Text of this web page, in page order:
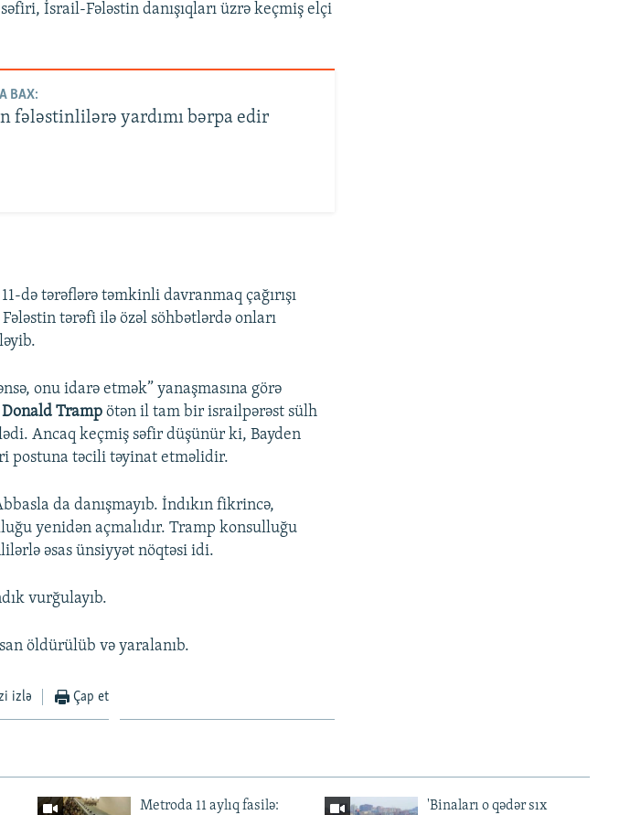
İsrail-Fələstin danışıqları üzrə keçmiş elçi
BAX:
fələstinlilərə yardımı bərpa edir
də tərəflərə təmkinli davranmaq çağırışı
tərəfi ilə özəl söhbətlərdə onları
onu idarə etmək” yanaşmasına görə
Donald Trampötən il tam bir israilpərəst sülh
Ancaq keçmiş səfir düşünür ki, Bayden
postuna təcili təyinat etməlidir.
da danışmayıb. İndıkın fikrincə,
yenidən açmalıdır. Tramp konsulluğu
əsas ünsiyyət nöqtəsi idi.
vurğulayıb.
öldürülüb və yaralanıb.
izlə Çap et
Metroda 11 aylıq fasilə: 'Binaları o qədər sıx